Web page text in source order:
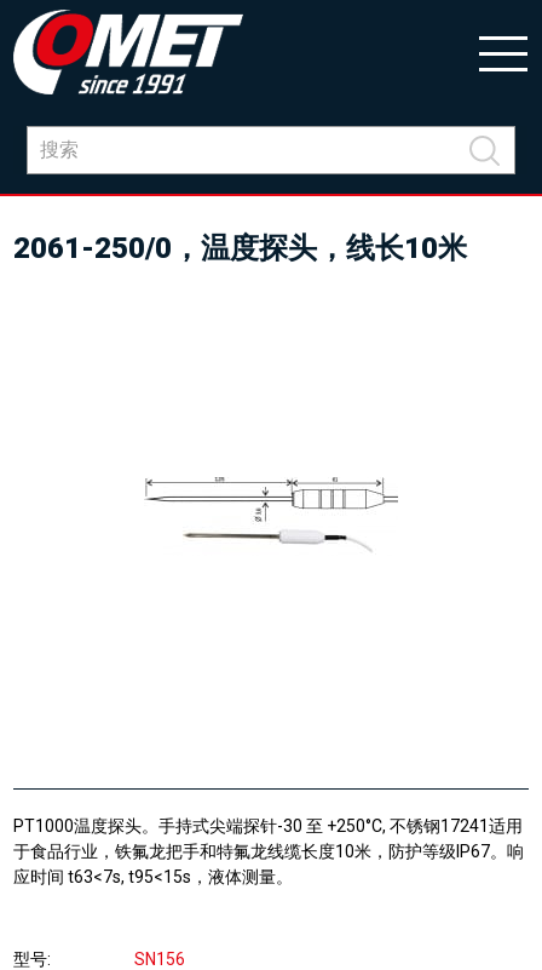
2061-250/0，温度探头，线长10米
PT1000温度探头。手持式尖端探针-30 至 +250°C, 不锈钢17241适用
于食品行业，铁氟龙把手和特氟龙线缆长度10米，防护等级IP67。响
应时间 t63<7s, t95<15s，液体测量。
型号 SN156